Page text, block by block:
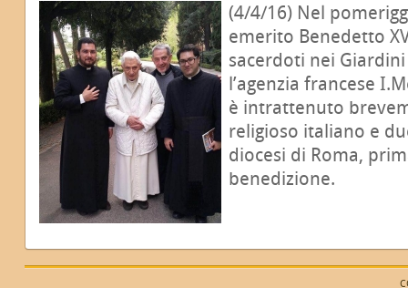
(4/4/16) Nel
emerito Benedetto
sacerdoti nei
l’agenzia francese
è intrattenuto
religioso italiano e
diocesi di Roma,
benedizione.